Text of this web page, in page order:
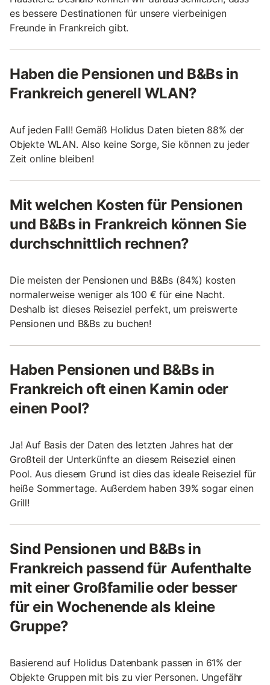
es bessere Destinationen für unsere vierbeinigen
Freunde in Frankreich gibt.
Haben die Pensionen und B&Bs in
Frankreich generell WLAN?
Auf jeden Fall! Gemäß Holidus Daten bieten 88% der
Objekte WLAN. Also keine Sorge, Sie können zu jeder
Zeit online bleiben!
Mit welchen Kosten für Pensionen
und B&Bs in Frankreich können Sie
durchschnittlich rechnen?
Die meisten der Pensionen und B&Bs (84%) kosten
normalerweise weniger als 100 € für eine Nacht.
Deshalb ist dieses Reiseziel perfekt, um preiswerte
Pensionen und B&Bs zu buchen!
Haben Pensionen und B&Bs in
Frankreich oft einen Kamin oder
einen Pool?
Ja! Auf Basis der Daten des letzten Jahres hat der
Großteil der Unterkünfte an diesem Reiseziel einen
Pool. Aus diesem Grund ist dies das ideale Reiseziel für
heiße Sommertage. Außerdem haben 39% sogar einen
Grill!
Sind Pensionen und B&Bs in
Frankreich passend für Aufenthalte
mit einer Großfamilie oder besser
für ein Wochenende als kleine
Gruppe?
Basierend auf Holidus Datenbank passen in 61% der
Objekte Gruppen mit bis zu vier Personen. Ungefähr